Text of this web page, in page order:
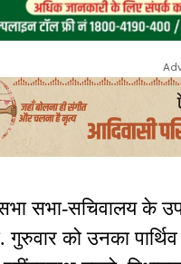
सभा-सचिवालय के
गुरुवार को उनका